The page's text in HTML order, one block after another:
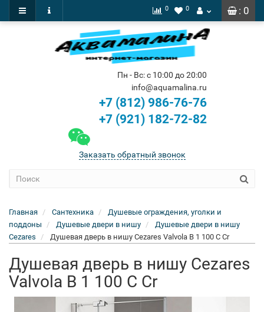
: 0
0 0
Пн - Вс: с 10:00 до 20:00
info@aquamalina.ru
+7 (812) 986-76-76
+7 (921) 182-72-82
Заказать обратный звонок
Главная Сантехника
Душевые ограждения, уголки и
поддоны
Душевые двери в нишу
Душевые двери в нишу
Cezares
Душевая дверь в нишу Cezares Valvola B 1 100 C Cr
Душевая дверь в нишу Cezares
Valvola B 1 100 C Cr